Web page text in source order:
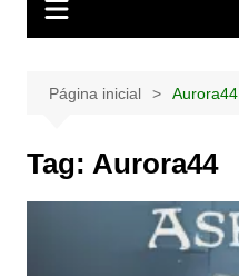
Página inicial Aurora44
Tag: Aurora44